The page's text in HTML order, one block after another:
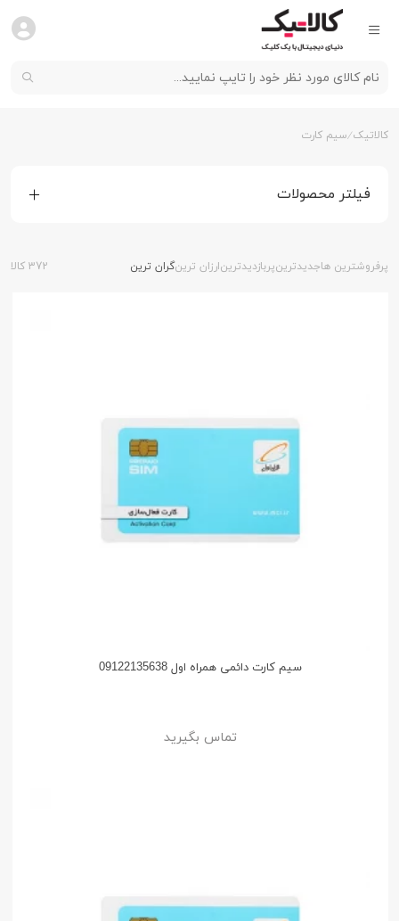
کالاتیک سیم کارت
فیلتر محصولات
پرفروشترین هاجدیدترینپربازدیدترینارزان ترینگران ترین 372 کالا
سیم کارت دائمی همراه اول 09122135638
تماس بگیرید